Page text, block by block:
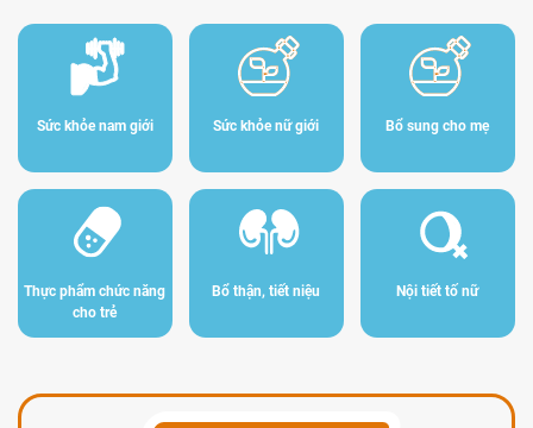
Sức khỏe nam giới Sức khỏe nữ giới Bổ sung cho mẹ
Thực phẩm chức năng
cho trẻ
Bổ thận, tiết niệu Nội tiết tố nữ